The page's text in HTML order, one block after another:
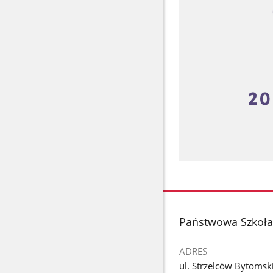
stopka
Państwowa
ADRES
ul. Strzelców